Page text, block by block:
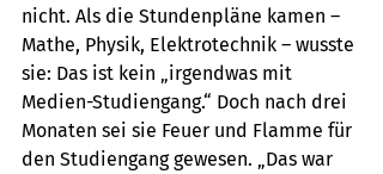
nicht. Als die Stundenpläne kamen –
Mathe, Physik, Elektrotechnik – wusste
sie: Das ist kein „irgendwas mit
Medien-Studiengang.“ Doch nach drei
Monaten sei sie Feuer und Flamme für
den Studiengang gewesen. „Das war